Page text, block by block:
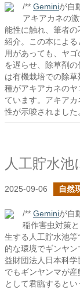
/** Geminiが自
アキアカネの
能性に触れ、筆者
紹介。この本によ
用があっても、ヤ
を遅らせ、除草剤
は有機栽培での除
種がアキアカネの
ています。アキア
性が示唆されました
2025-09-06 自然
/** Geminiが自
稲作害虫対策
生する人工貯水池
的な環境でギンヤ
益財団法人日本科
でもギンヤンマが
として君臨すると